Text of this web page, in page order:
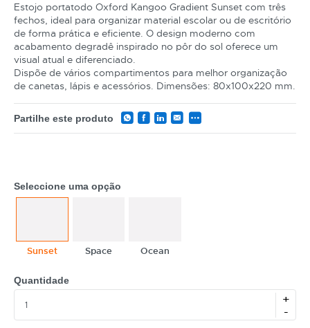
Estojo portatodo Oxford Kangoo Gradient Sunset com três
fechos, ideal para organizar material escolar ou de escritório
de forma prática e eficiente. O design moderno com
acabamento degradê inspirado no pôr do sol oferece um
visual atual e diferenciado.
Dispõe de vários compartimentos para melhor organização
de canetas, lápis e acessórios. Dimensões: 80x100x220 mm.
Partilhe este produto
Seleccione uma opção
Sunset Space Ocean
Quantidade
+
-
CATEGORIA
REF